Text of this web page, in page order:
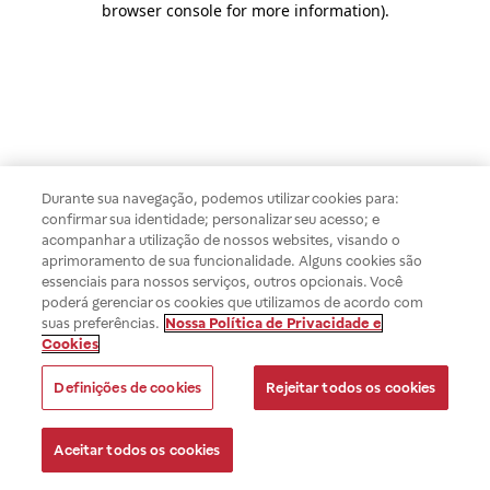
browser console for more information).
Durante sua navegação, podemos utilizar cookies para:
confirmar sua identidade; personalizar seu acesso; e
acompanhar a utilização de nossos websites, visando o
aprimoramento de sua funcionalidade. Alguns cookies são
essenciais para nossos serviços, outros opcionais. Você
poderá gerenciar os cookies que utilizamos de acordo com
suas preferências. Nossa Política de Privacidade e
Cookies
Definições de cookies Rejeitar todos os cookies
Aceitar todos os cookies